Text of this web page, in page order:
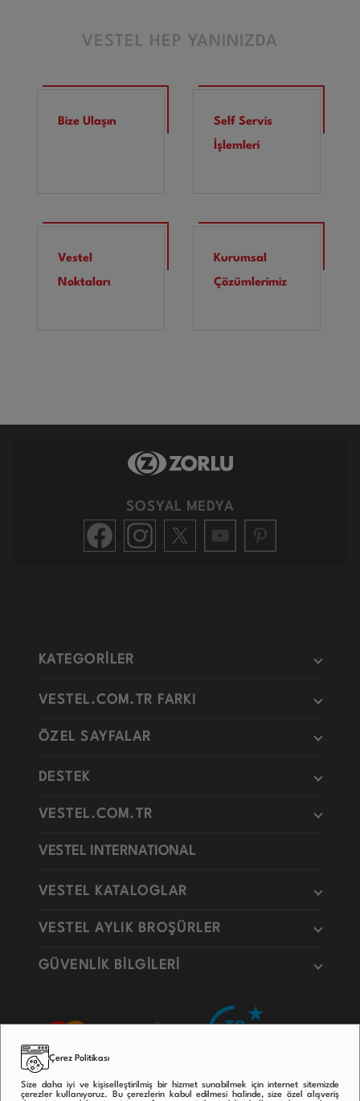
VESTEL HEP YANINIZDA
Bize Ulaşın
Self Servis
İşlemleri
Vestel
Noktaları
Kurumsal
Çözümlerimiz
SOSYAL MEDYA
KATEGORİLER
VESTEL.COM.TR FARKI
ÖZEL SAYFALAR
DESTEK
VESTEL.COM.TR
VESTEL INTERNATIONAL
VESTEL KATALOGLAR
VESTEL AYLIK BROŞÜRLER
GÜVENLİK BİLGİLERİ
Çerez Politikası
Size daha iyi ve kişiselleştirilmiş bir hizmet sunabilmek için internet sitemizde
çerezler kullanıyoruz. Bu çerezlerin kabul edilmesi halinde, size özel alışveriş